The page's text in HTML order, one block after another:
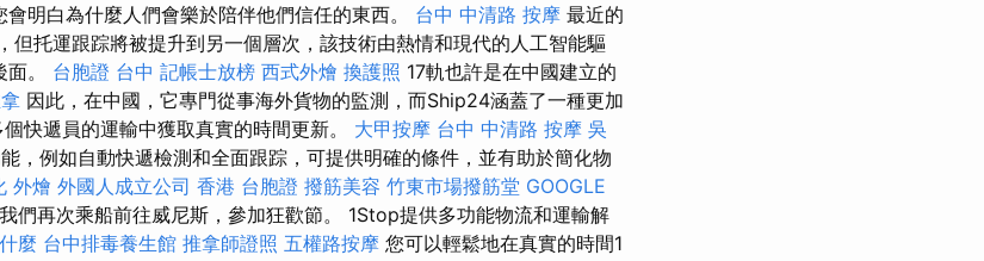
明白為什麼人們會樂於陪伴他們信任的東西。 台中 中清路 按摩 最近的
但托運跟踪將被提升到另一個層次，該技術由熱情和現代的人工智能驅
。 台胞證 台中 記帳士放榜 西式外燴 換護照 17軌也許是在中國建立的
因此，在中國，它專門從事海外貨物的監測，而Ship24涵蓋了一種更加
快遞員的運輸中獲取真實的時間更新。 大甲按摩 台中 中清路 按摩 吳
，例如自動快遞檢測和全面跟踪，可提供明確的條件，並有助於簡化物
外燴 外國人成立公司 香港 台胞證 撥筋美容 竹東市場撥筋堂 GOOGLE
們再次乘船前往威尼斯，參加狂歡節。 1Stop提供多功能物流和運輸解
麼 台中排毒養生館 推拿師證照 五權路按摩 您可以輕鬆地在真實的時間1